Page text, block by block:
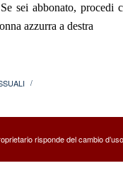
sei abbonato, procedi
azzurra a destra
/
risponde del cambio